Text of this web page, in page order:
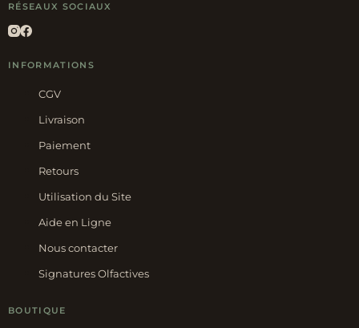
RÉSEAUX SOCIAUX
INFORMATIONS
CGV
Livraison
Paiement
Retours
Utilisation du Site
Aide en Ligne
Nous contacter
Signatures Olfactives
BOUTIQUE